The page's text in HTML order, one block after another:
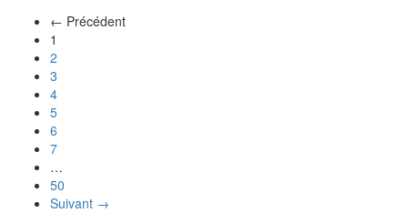
← Précédent
1
2
3
4
5
6
7
…
50
Suivant →